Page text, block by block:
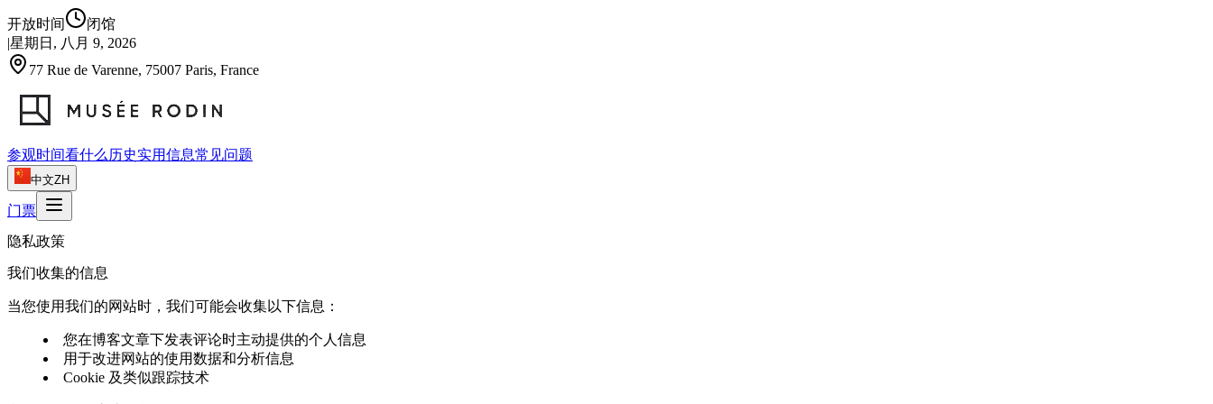
开放时间
闭馆
|星期日, 八月 9, 2026
77 Rue de Varenne, 75007 Paris, France
参观时间看什么 历史实用信息常见问题
中文ZH
门票
隐私政策
我们收集的信息
当您使用我们的网站时，我们可能会收集以下信息：
您在博客文章下发表评论时主动提供的个人信息
用于改进网站的使用数据和分析信息
Cookie 及类似跟踪技术